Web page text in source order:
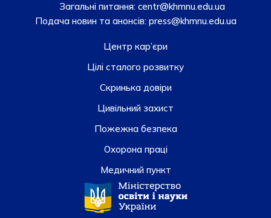
Загальні питання: centr@khmnu.edu.ua
Подача новин та анонсів:press@khmnu.edu.ua
Центр кар’єри
Цілі сталого розвитку
Скринька довiри
Цивільний захист
Пожежна безпека
Охорона праці
Медичний пункт